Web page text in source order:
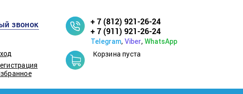
звонок
+ 7 (812) 921-26-24
+ 7 (911) 921-26-24
Telegram, Viber, WhatsApp
Корзина пуста